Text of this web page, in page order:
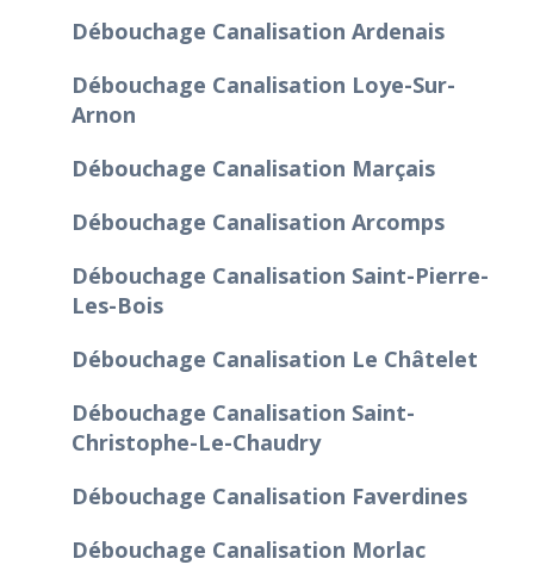
Débouchage Canalisation Ardenais
Débouchage Canalisation Loye-Sur-
Arnon
Débouchage Canalisation Marçais
Débouchage Canalisation Arcomps
Débouchage Canalisation Saint-Pierre-
Les-Bois
Débouchage Canalisation Le Châtelet
Débouchage Canalisation Saint-
Christophe-Le-Chaudry
Débouchage Canalisation Faverdines
Débouchage Canalisation Morlac